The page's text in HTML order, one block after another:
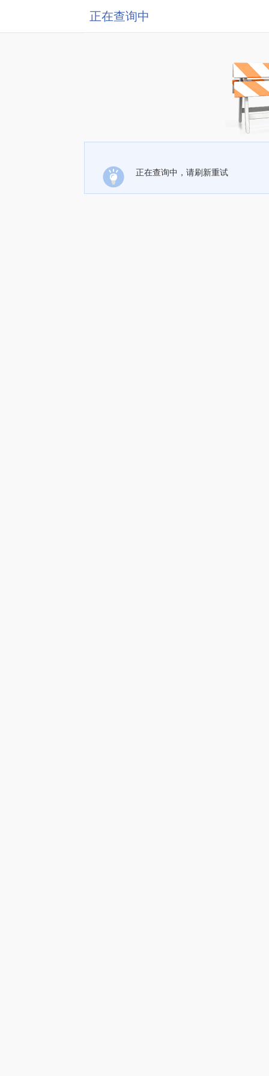
正在查询中
正在查询中，请刷新重试